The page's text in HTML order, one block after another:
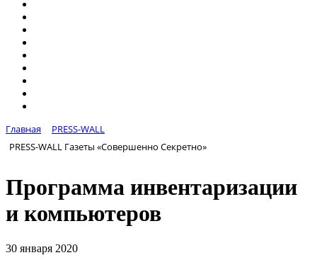
Главная
PRESS-WALL
PRESS-WALL Газеты «Совершенно Секретно»
Программа инвентаризации
и компьютеров
30 января 2020